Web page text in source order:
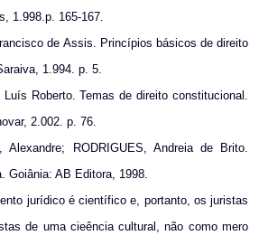
1.998.p. 165-167.
de Assis. Princípios básicos de direito
1.994. p. 5.
Luís Roberto. Temas de direito constitucional.
2.002. p. 76.
Alexandre; RODRIGUES, Andreia de Brito.
Goiânia: AB Editora, 1998.
jurídico é científico e, portanto, os juristas
de uma cieência cultural, não como mero